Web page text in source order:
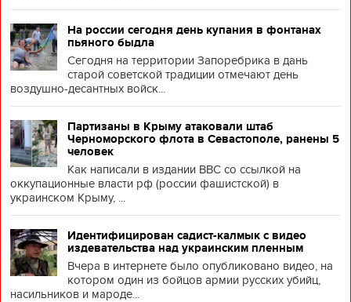
На россии сегодня день купания в фонтанах
пьяного быдла
Сегодня на территории Запоребрика в дань
старой советской традиции отмечают день
воздушно-десантных войск...
Партизаны в Крыму атаковали штаб
Черноморского флота в Севастополе, ранены 5
человек
Как написали в издании BBC со ссылкой на
оккупационные власти рф (россии фашистской) в
украинском Крыму, ...
Идентифицирован садист-калмык с видео
издевательства над украинским пленным
Вчера в интернете было опубликовано видео, на
котором один из бойцов армии русских убийц,
насильников и мароде...